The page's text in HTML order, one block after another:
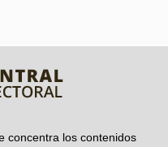
concentra los contenidos